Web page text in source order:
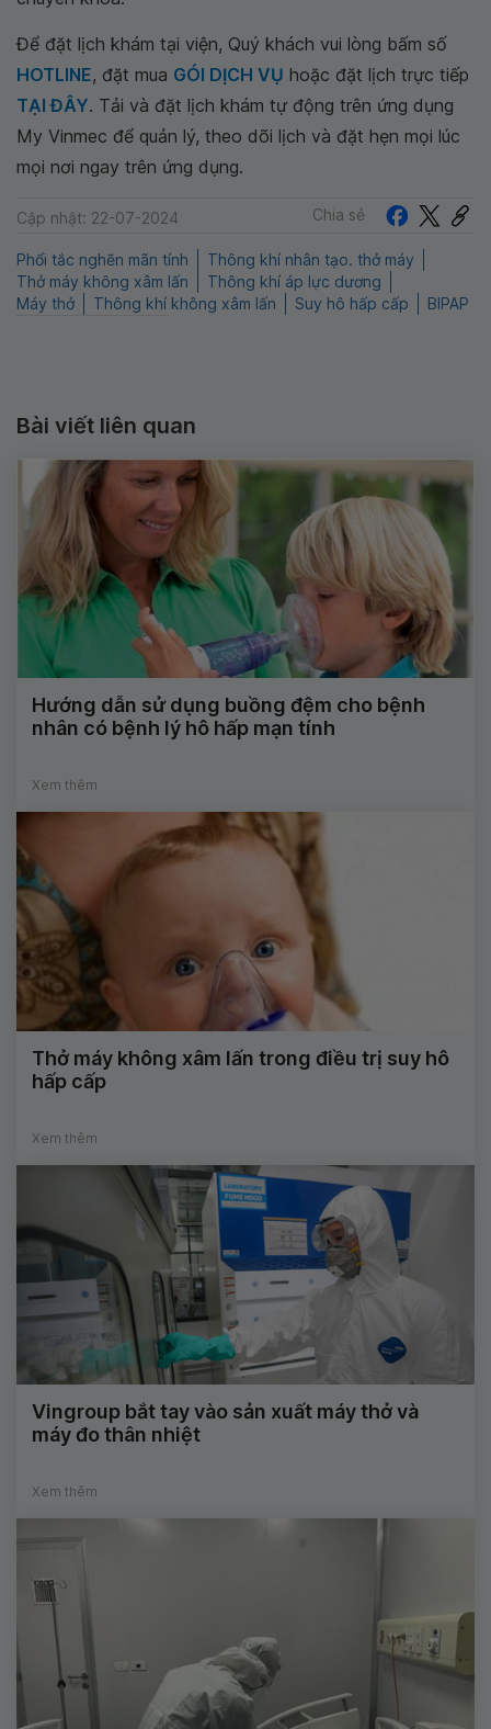
Để đặt lịch khám tại viện, Quý khách vui lòng bấm số
HOTLINE, đặt mua GÓI DỊCH VỤ hoặc đặt lịch trực tiếp
TẠI ĐÂY. Tải và đặt lịch khám tự động trên ứng dụng
My Vinmec để quản lý, theo dõi lịch và đặt hẹn mọi lúc
mọi nơi ngay trên ứng dụng.
Cập nhật: 22-07-2024 Chia sẻ
Phổi tắc nghẽn mãn tính
Thông khí nhân tạo. thở máy
Thở máy không xâm lấn
Thông khí áp lực dương
Máy thở
Thông khí không xâm lấn Suy hô hấp cấp BIPAP
Bài viết liên quan
Hướng dẫn sử dụng buồng đệm cho bệnh
nhân có bệnh lý hô hấp mạn tính
Xem thêm
Thở máy không xâm lấn trong điều trị suy hô
hấp cấp
Xem thêm
Vingroup bắt tay vào sản xuất máy thở và
máy đo thân nhiệt
Xem thêm